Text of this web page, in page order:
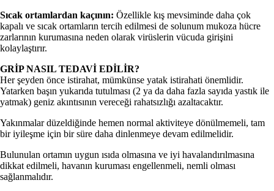
Sıcak ortamlardan kaçının: Özellikle kış mevsiminde daha çok
kapalı ve sıcak ortamların tercih edilmesi de solunum mukoza hücre
zarlarının kurumasına neden olarak virüslerin vücuda girişini
kolaylaştırır.
GRİP NASIL TEDAVİ EDİLİR?
Her şeyden önce istirahat, mümkünse yatak istirahati önemlidir.
Yatarken başın yukarıda tutulması (2 ya da daha fazla sayıda yastık ile
yatmak) geniz akıntısının vereceği rahatsızlığı azaltacaktır.
Yakınmalar düzeldiğinde hemen normal aktiviteye dönülmemeli, tam
bir iyileşme için bir süre daha dinlenmeye devam edilmelidir.
Bulunulan ortamın uygun ısıda olmasına ve iyi havalandırılmasına
dikkat edilmeli, havanın kuruması engellenmeli, nemli olması
sağlanmalıdır.